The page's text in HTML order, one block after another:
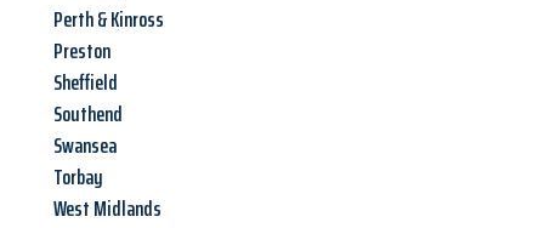
Perth & Kinross
Preston
Sheffield
Southend
Swansea
Torbay
West Midlands